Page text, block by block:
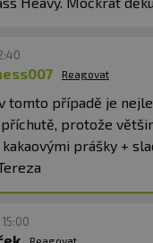
alergiky: Alergeny ve
Reagovat
tomto případě je
protože
prášky +
Reagovat